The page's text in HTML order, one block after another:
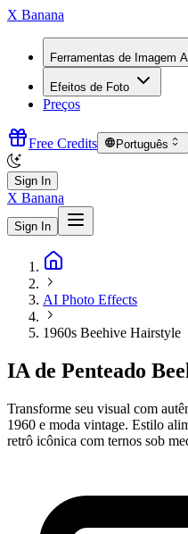
X Banana
Ferramentas de Imagem AI
Efeitos de Foto
Preços
Free Credits Português
Sign In
X Banana
Sign In
AI Photo Effects
1960s Beehive Hairstyle
IA de Penteado
Transforme seu visual com
1960 e moda vintage. Estilo
retrô icônica com ternos sob